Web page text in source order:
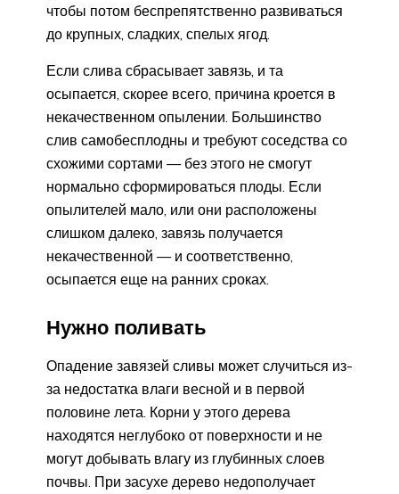
чтобы потом беспрепятственно развиваться
до крупных, сладких, спелых ягод.
Если слива сбрасывает завязь, и та
осыпается, скорее всего, причина кроется в
некачественном опылении. Большинство
слив самобесплодны и требуют соседства со
схожими сортами — без этого не смогут
нормально сформироваться плоды. Если
опылителей мало, или они расположены
слишком далеко, завязь получается
некачественной — и соответственно,
осыпается еще на ранних сроках.
Нужно поливать
Опадение завязей сливы может случиться из-
за недостатка влаги весной и в первой
половине лета. Корни у этого дерева
находятся неглубоко от поверхности и не
могут добывать влагу из глубинных слоев
почвы. При засухе дерево недополучает